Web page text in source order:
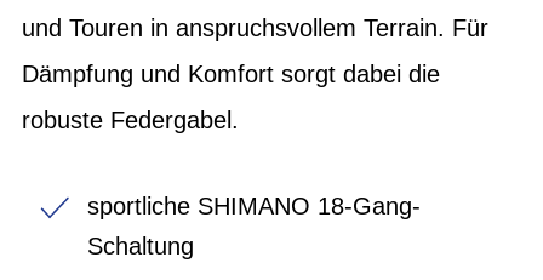
und Touren in anspruchsvollem Terrain. Für
Dämpfung und Komfort sorgt dabei die
robuste Federgabel.
sportliche SHIMANO 18-Gang-
Schaltung